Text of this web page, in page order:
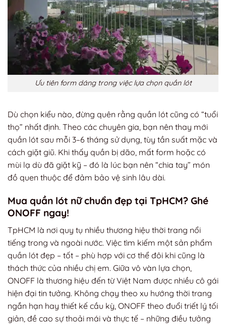
Ưu tiên form dáng trong việc lựa chọn quần lót
Dù chọn kiểu nào, đừng quên rằng quần lót cũng có “tuổi
thọ” nhất định. Theo các chuyên gia, bạn nên thay mới
quần lót sau mỗi 3–6 tháng sử dụng, tùy tần suất mặc và
cách giặt giũ. Khi thấy quần bị dão, mất form hoặc có
mùi lạ dù đã giặt kỹ – đó là lúc bạn nên “chia tay” món
đồ quen thuộc để đảm bảo vệ sinh lâu dài.
Mua quần lót nữ chuẩn đẹp tại TpHCM? Ghé
ONOFF ngay!
TpHCM là nơi quy tụ nhiều thương hiệu thời trang nổi
tiếng trong và ngoài nước. Việc tìm kiếm một sản phẩm
quần lót đẹp – tốt – phù hợp với cơ thể đôi khi cũng là
thách thức của nhiều chị em. Giữa vô vàn lựa chọn,
ONOFF là thương hiệu đến từ Việt Nam được nhiều cô gái
hiện đại tin tưởng. Không chạy theo xu hướng thời trang
ngắn hạn hay thiết kế cầu kỳ, ONOFF theo đuổi triết lý tối
giản, đề cao sự thoải mái và thực tế – những điều tưởng